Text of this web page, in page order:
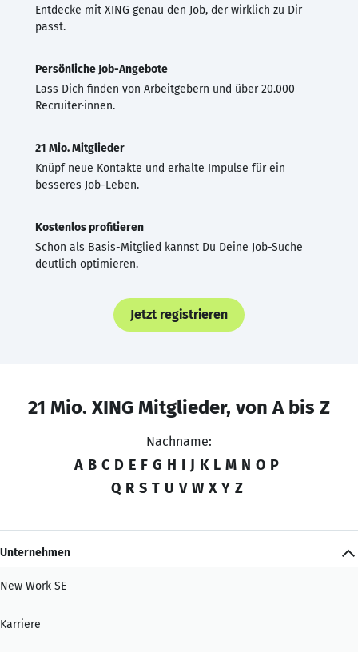
Entdecke mit XING genau den Job, der wirklich zu Dir
passt.
Persönliche Job-Angebote
Lass Dich finden von Arbeitgebern und über 20.000
Recruiter·innen.
21 Mio. Mitglieder
Knüpf neue Kontakte und erhalte Impulse für ein
besseres Job-Leben.
Kostenlos profitieren
Schon als Basis-Mitglied kannst Du Deine Job-Suche
deutlich optimieren.
Jetzt registrieren
21 Mio. XING Mitglieder, von A bis Z
Nachname:
A B C D E F G H I J K L M N O P
Q R S T U V W X Y Z
Unternehmen
New Work SE
Karriere